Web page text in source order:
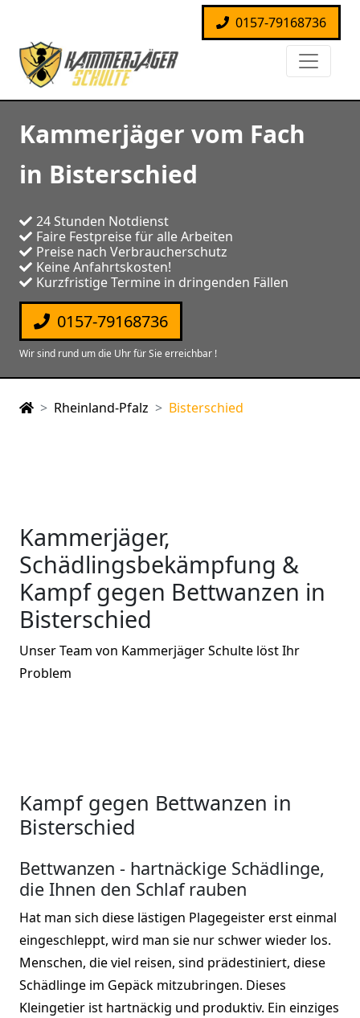
0157-79168736
Kammerjäger vom Fach
in Bisterschied
24 Stunden Notdienst
Faire Festpreise für alle Arbeiten
Preise nach Verbraucherschutz
Keine Anfahrtskosten!
Kurzfristige Termine in dringenden Fällen
0157-79168736
Wir sind rund um die Uhr für Sie erreichbar !
Rheinland-Pfalz Bisterschied
Kammerjäger,
Schädlingsbekämpfung &
Kampf gegen Bettwanzen in
Bisterschied
Unser Team von Kammerjäger Schulte löst Ihr
Problem
Kampf gegen Bettwanzen in
Bisterschied
Bettwanzen - hartnäckige Schädlinge,
die Ihnen den Schlaf rauben
Hat man sich diese lästigen Plagegeister erst einmal
eingeschleppt, wird man sie nur schwer wieder los.
Menschen, die viel reisen, sind prädestiniert, diese
Schädlinge im Gepäck mitzubringen. Dieses
Kleingetier ist hartnäckig und produktiv. Ein einziges